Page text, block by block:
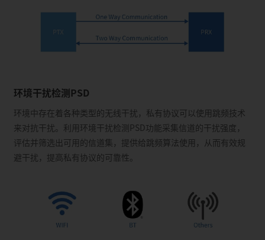
环境干扰检测PSD
环境中存在着各种类型的无线干扰，私有协议可以使用跳频技术
来对抗干扰。利用环境干扰检测PSD功能采集信道的干扰强度，
评估并筛选出可用的信道集，提供给跳频算法使用，从而有效规
避干扰，提高私有协议的可靠性。